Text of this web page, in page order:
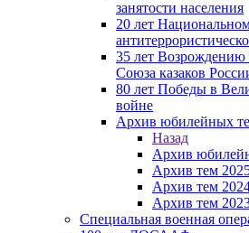
занятости населения
20 лет
35 лет Возрождению
Союза казаков
80 лет Победы в
войне
Архив юбилейных
Назад
Архив
Архив тем
Архив тем
Архив тем
Специальная военная